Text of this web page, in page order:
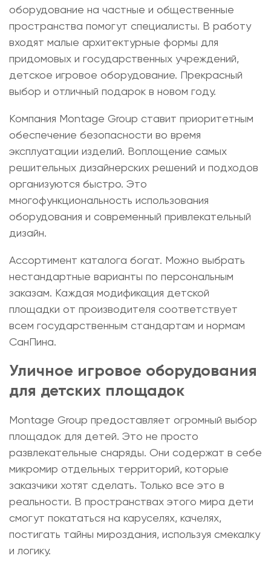
оборудование на частные и общественные
пространства помогут специалисты. В работу
входят малые архитектурные формы для
придомовых и государственных учреждений,
детское игровое оборудование. Прекрасный
выбор и отличный подарок в новом году.
Компания Montage Group ставит приоритетным
обеспечение безопасности во время
эксплуатации изделий. Воплощение самых
решительных дизайнерских решений и подходов
организуются быстро. Это
многофункциональность использования
оборудования и современный привлекательный
дизайн.
Ассортимент каталога богат. Можно выбрать
нестандартные варианты по персональным
заказам. Каждая модификация детской
площадки от производителя соответствует
всем государственным стандартам и нормам
СанПина.
Уличное игровое оборудования
для детских площадок
Montage Group предоставляет огромный выбор
площадок для детей. Это не просто
развлекательные снаряды. Они содержат в себе
микромир отдельных территорий, которые
заказчики хотят сделать. Только все это в
реальности. В пространствах этого мира дети
смогут покататься на каруселях, качелях,
постигать тайны мироздания, используя смекалку
и логику.